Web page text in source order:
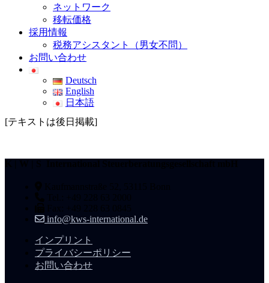
ネットワーク
移転価格
採用情報
税務アシスタント（男女不問）
お問い合わせ
Deutsch
English
日本語
[テキストは後日掲載]
info@kws-international.de
インプリント
プライバシーポリシー
お問い合わせ